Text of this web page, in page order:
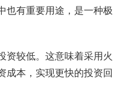
也有重要用途，是一种极
资较低。这意味着采用火
成本，实现更快的投资回